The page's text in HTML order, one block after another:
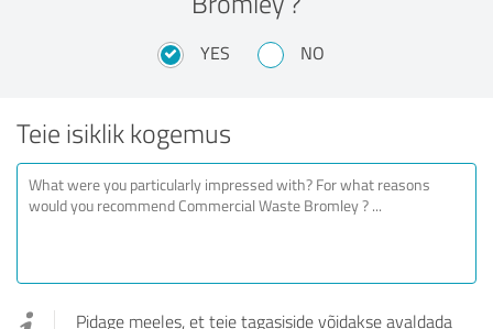
YES NO
Teie isiklik kogemus
Pidage meeles, et teie tagasiside võidakse avaldada